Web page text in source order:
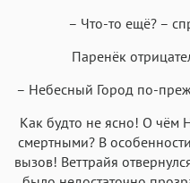
– Что-то ещё? –
Паренёк
– Небесный Город по-
Как будто не ясно! О чём
смертными? В
вызов! Веттрайя